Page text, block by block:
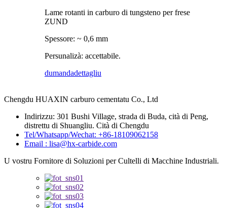
Lame rotanti in carburo di tungsteno per frese
ZUND
Spessore: ~ 0,6 mm
Persunalizà: accettabile.
dumandadettagliu
Chengdu HUAXIN carburo cementatu Co., Ltd
Indirizzu: 301 Bushi Village, strada di Buda, cità di Peng,
distrettu di Shuangliu. Cità di Chengdu
Tel/Whatsapp/Wechat: +86-18109062158
Email : lisa@hx-carbide.com
U vostru Fornitore di Soluzioni per Cultelli di Macchine Industriali.